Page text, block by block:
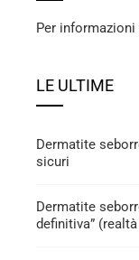
Per
LE ULTIME
Dermatite
sicuri
Dermatite
definitiva”